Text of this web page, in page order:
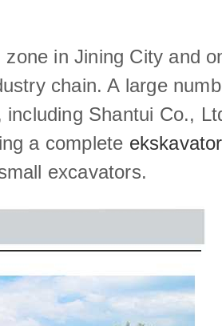
in Jining City and
chain. A large
Shantui Co.,
a complete ekskavator
excavators.